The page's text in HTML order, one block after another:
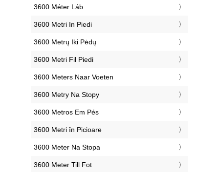
‎3600 Méter Láb
‎3600 Metri In Piedi
‎3600 Metrų Iki Pėdų
‎3600 Metri Fil Piedi
‎3600 Meters Naar Voeten
‎3600 Metry Na Stopy
‎3600 Metros Em Pés
‎3600 Metri în Picioare
‎3600 Meter Na Stopa
‎3600 Meter Till Fot